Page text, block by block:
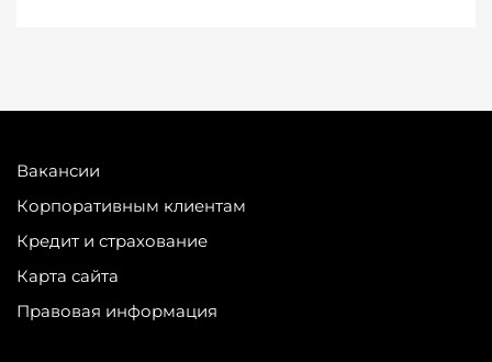
Вакансии
Корпоративным клиентам
Кредит и страхование
Карта сайта
Правовая информация